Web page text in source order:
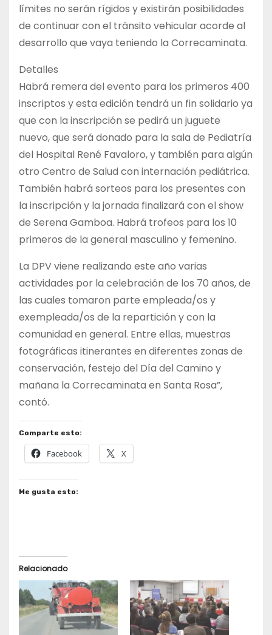
límites no serán rígidos y existirán posibilidades
de continuar con el tránsito vehicular acorde al
desarrollo que vaya teniendo la Correcaminata.
Detalles
Habrá remera del evento para los primeros 400
inscriptos y esta edición tendrá un fin solidario ya
que con la inscripción se pedirá un juguete
nuevo, que será donado para la sala de Pediatría
del Hospital René Favaloro, y también para algún
otro Centro de Salud con internación pediátrica.
También habrá sorteos para los presentes con
la inscripción y la jornada finalizará con el show
de Serena Gamboa. Habrá trofeos para los 10
primeros de la general masculino y femenino.
La DPV viene realizando este año varias
actividades por la celebración de los 70 años, de
las cuales tomaron parte empleada/os y
exempleada/os de la repartición y con la
comunidad en general. Entre ellas, muestras
fotográficas itinerantes en diferentes zonas de
conservación, festejo del Día del Camino y
mañana la Correcaminata en Santa Rosa”,
contó.
Comparte esto:
Facebook X
Me gusta esto:
Relacionado